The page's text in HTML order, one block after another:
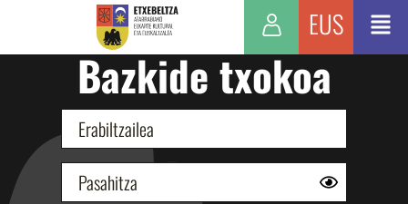
EUS
Bazkide txokoa